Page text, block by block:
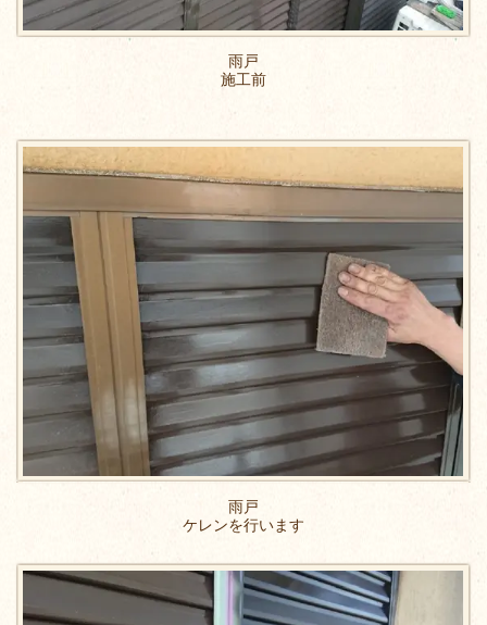
雨戸
施工前
雨戸
ケレンを行います